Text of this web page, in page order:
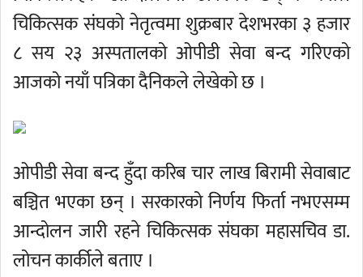
चिकित्सक संघको नेतृत्वमा शुक्रबार देशभरका ३ हजार
८ सय २३ अस्पतालको ओपीडी सेवा बन्द गरिएको
आजको नयाँ पत्रिका दैनिकले लेखेको छ ।
ओपीडी सेवा बन्द हुँदा करिब चार लाख बिरामी सेवाबाट
बञ्चित भएका छन् । सरकारको निर्णय फिर्ता नभएसम्म
आन्दोलन जारी रहने चिकित्सक संघका महासचिव डा.
लोचन कार्कीले बताए ।